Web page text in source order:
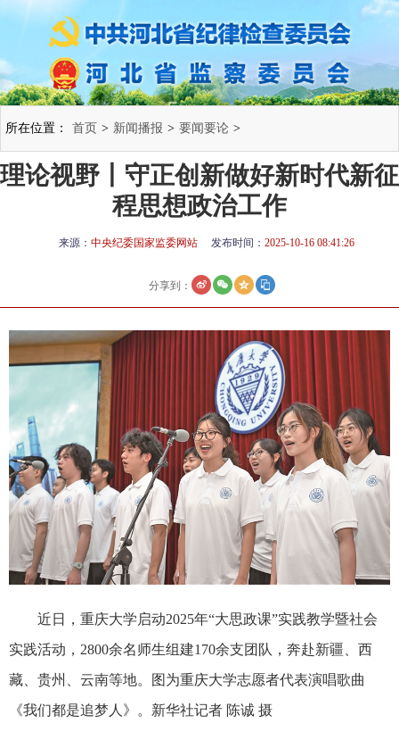
所在位置： 首页 > 新闻播报 > 要闻要论 >
理论视野丨守正创新做好新时代新征
程思想政治工作
来源： 中央纪委国家监委网站 发布时间： 2025-10-16 08:41:26
分享到：
近日，重庆大学启动2025年“大思政课”实践教学暨社会
实践活动，2800余名师生组建170余支团队，奔赴新疆、西
藏、贵州、云南等地。图为重庆大学志愿者代表演唱歌曲
《我们都是追梦人》。新华社记者 陈诚 摄